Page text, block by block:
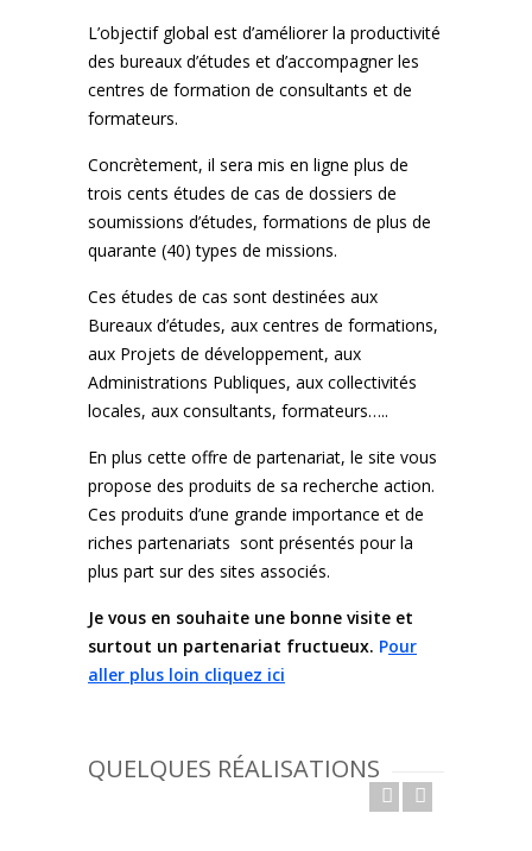
L’objectif global est d’améliorer la productivité
des bureaux d’études et d’accompagner les
centres de formation de consultants et de
formateurs.
Concrètement, il sera mis en ligne plus de
trois cents études de cas de dossiers de
soumissions d’études, formations de plus de
quarante (40) types de missions.
Ces études de cas sont destinées aux
Bureaux d’études, aux centres de formations,
aux Projets de développement, aux
Administrations Publiques, aux collectivités
locales, aux consultants, formateurs…..
En plus cette offre de partenariat, le site vous
propose des produits de sa recherche action.
Ces produits d’une grande importance et de
riches partenariats sont présentés pour la
plus part sur des sites associés.
Je vous en souhaite une bonne visite et
surtout un partenariat fructueux. Pour
aller plus loin cliquez ici
QUELQUES RÉALISATIONS